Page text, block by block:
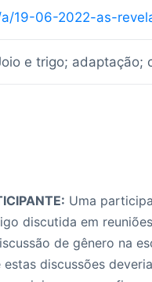
19-06-2022-as-
e trigo; adaptação;
Uma
discutida em
de gênero na
discussões